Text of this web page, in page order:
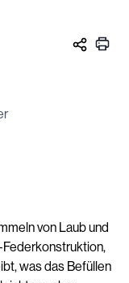
von Laub und
was das Befüllen